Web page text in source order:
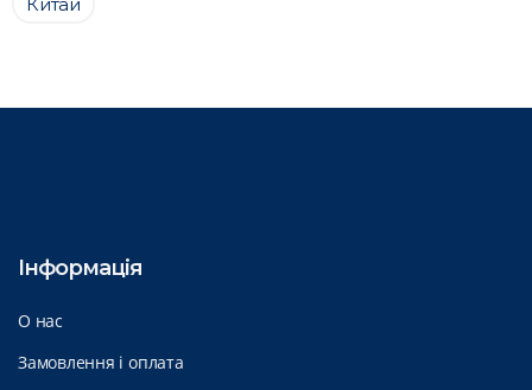
Інформація
О нас
Замовлення і оплата